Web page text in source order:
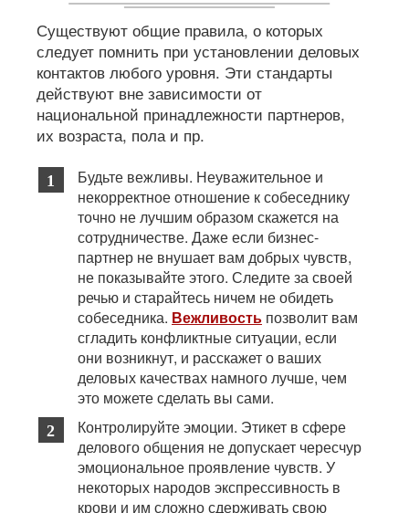
Существуют общие правила, о которых
следует помнить при установлении деловых
контактов любого уровня. Эти стандарты
действуют вне зависимости от
национальной принадлежности партнеров,
их возраста, пола и пр.
Будьте вежливы. Неуважительное и
некорректное отношение к собеседнику
точно не лучшим образом скажется на
сотрудничестве. Даже если бизнес-
партнер не внушает вам добрых чувств,
не показывайте этого. Следите за своей
речью и старайтесь ничем не обидеть
собеседника. Вежливость позволит вам
сгладить конфликтные ситуации, если
они возникнут, и расскажет о ваших
деловых качествах намного лучше, чем
это можете сделать вы сами.
Контролируйте эмоции. Этикет в сфере
делового общения не допускает чересчур
эмоциональное проявление чувств. У
некоторых народов экспрессивность в
крови и им сложно сдерживать свою